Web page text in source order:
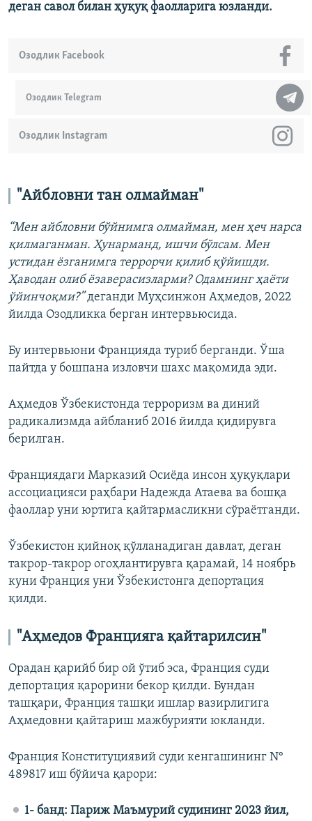
деган савол билан ҳуқуқ фаолларига юзланди.
Озодлик Telegram
Озодлик Instagram
Озодлик Facebook
"Айбловни тан олмайман"
“Мен айбловни бўйнимга олмайман, мен ҳеч нарса
қилмаганман. Ҳунарманд, ишчи бўлсам. Мен
устидан ёзганимга террорчи қилиб қўйишди.
Ҳаводан олиб ёзаверасизларми? Одамнинг ҳаёти
ўйинчоқми?”деганди Муҳсинжон Аҳмедов, 2022
йилда Озодликка берган интервьюсида.
Бу интервьюни Францияда туриб берганди. Ўша
пайтда у бошпана изловчи шахс мақомида эди.
Аҳмедов Ўзбекистонда терроризм ва диний
радикализмда айбланиб 2016 йилда қидирувга
берилган.
Франциядаги Марказий Осиёда инсон ҳуқуқлари
ассоциацияси раҳбари Надежда Атаева ва бошқа
фаоллар уни юртига қайтармасликни сўраётганди.
Ўзбекистон қийноқ қўлланадиган давлат, деган
такрор-такрор огоҳлантирувга қарамай, 14 ноябрь
куни Франция уни Ўзбекистонга депортация
қилди.
"Аҳмедов Францияга қайтарилсин"
Орадан қарийб бир ой ўтиб эса, Франция суди
депортация қарорини бекор қилди. Бундан
ташқари, Франция ташқи ишлар вазирлигига
Аҳмедовни қайтариш мажбурияти юкланди.
Франция Конституциявий суди кенгашининг N°
489817 иш бўйича қарори:
1- банд: Париж Маъмурий судининг 2023 йил,